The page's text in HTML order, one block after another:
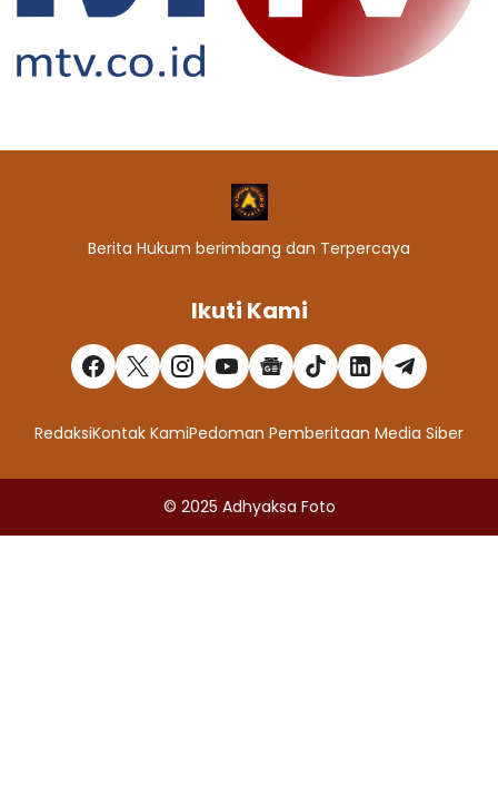
Berita Hukum berimbang dan Terpercaya
Ikuti Kami
RedaksiKontak KamiPedoman Pemberitaan Media Siber
© 2025 Adhyaksa Foto